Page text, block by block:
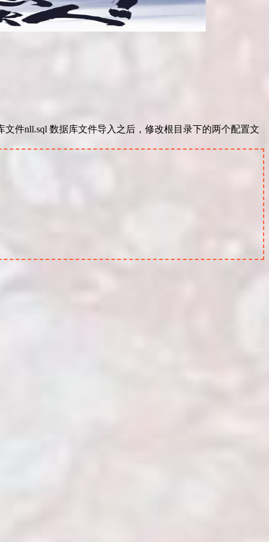
件nll.sql 数据库文件导入之后，修改根目录下的两个配置文